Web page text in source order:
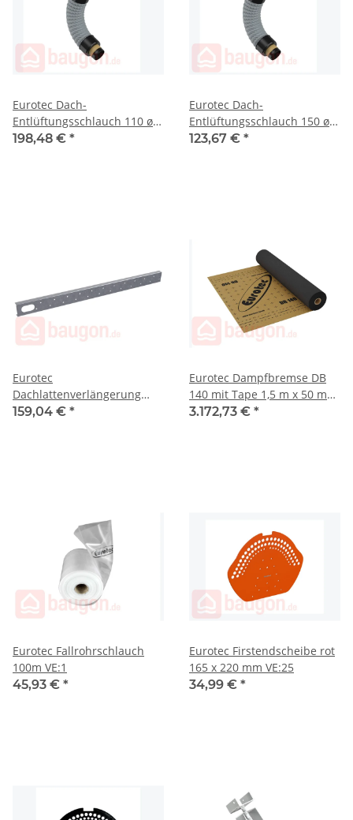
Eurotec Dach-
Entlüftungsschlauch 110 ø
110/70 mm, Länge 60 cm
198,48 € *
Eurotec Dach-
Entlüftungsschlauch 150 ø
150/150 mm, Länge 105 cm
123,67 € *
Eurotec
Dachlattenverlängerung
inkl. Schrauben 750 mm
159,04 € *
Eurotec Dampfbremse DB
140 mit Tape 1,5 m x 50 m
VE:30
3.172,73 € *
Eurotec Fallrohrschlauch
100m VE:1
45,93 € *
Eurotec Firstendscheibe rot
165 x 220 mm VE:25
34,99 € *